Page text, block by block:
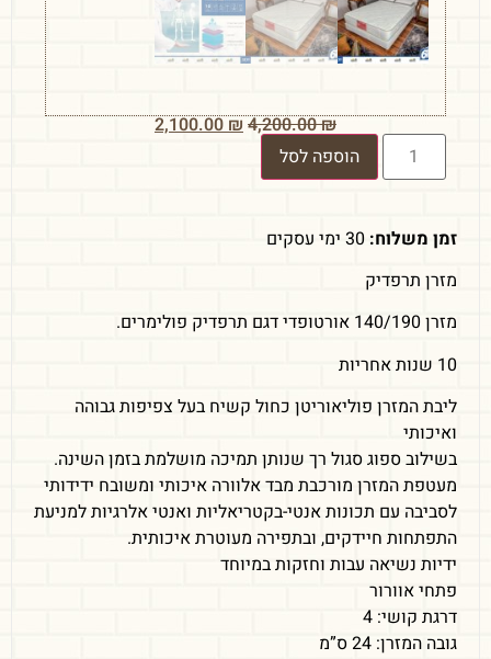
₪
4,200.00
₪
2,100.00
הוספה לסל
זמן משלוח:
מזרן תרפדיק
מזרן 140/190 אורטופדי דגם תרפדיק פולימרים.
10 שנות אחריות
ליבת המזרן פוליאוריטן כחול קשיח בעל צפיפות גבוהה
ואיכותי
בשילוב ספוג סגול רך שנותן תמיכה מושלמת בזמן השינה.
מעטפת המזרן מורכבת מבד אלוורה איכותי ומשובח ידידותי
לסביבה עם תכונות אנטי-בקטריאליות ואנטי אלרגיות למניעת
התפתחות חיידקים, ובתפירה מעוטרת איכותית.
ידיות נשיאה עבות וחזקות במיוחד
פתחי אוורור
דרגת קושי: 4
גובה המזרן: 24 ס”מ